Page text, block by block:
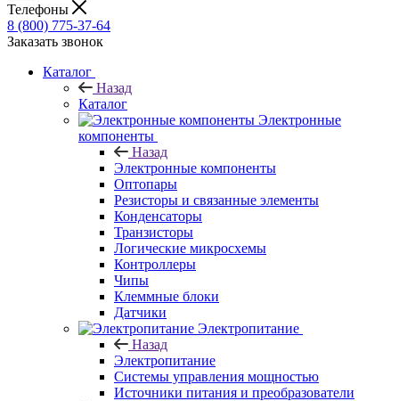
Телефоны
8 (800) 775-37-64
Заказать звонок
Каталог
Назад
Каталог
Электронные
компоненты
Назад
Электронные компоненты
Оптопары
Резисторы и связанные элементы
Конденсаторы
Транзисторы
Логические микросхемы
Контроллеры
Чипы
Клеммные блоки
Датчики
Электропитание
Назад
Электропитание
Системы управления мощностью
Источники питания и преобразователи